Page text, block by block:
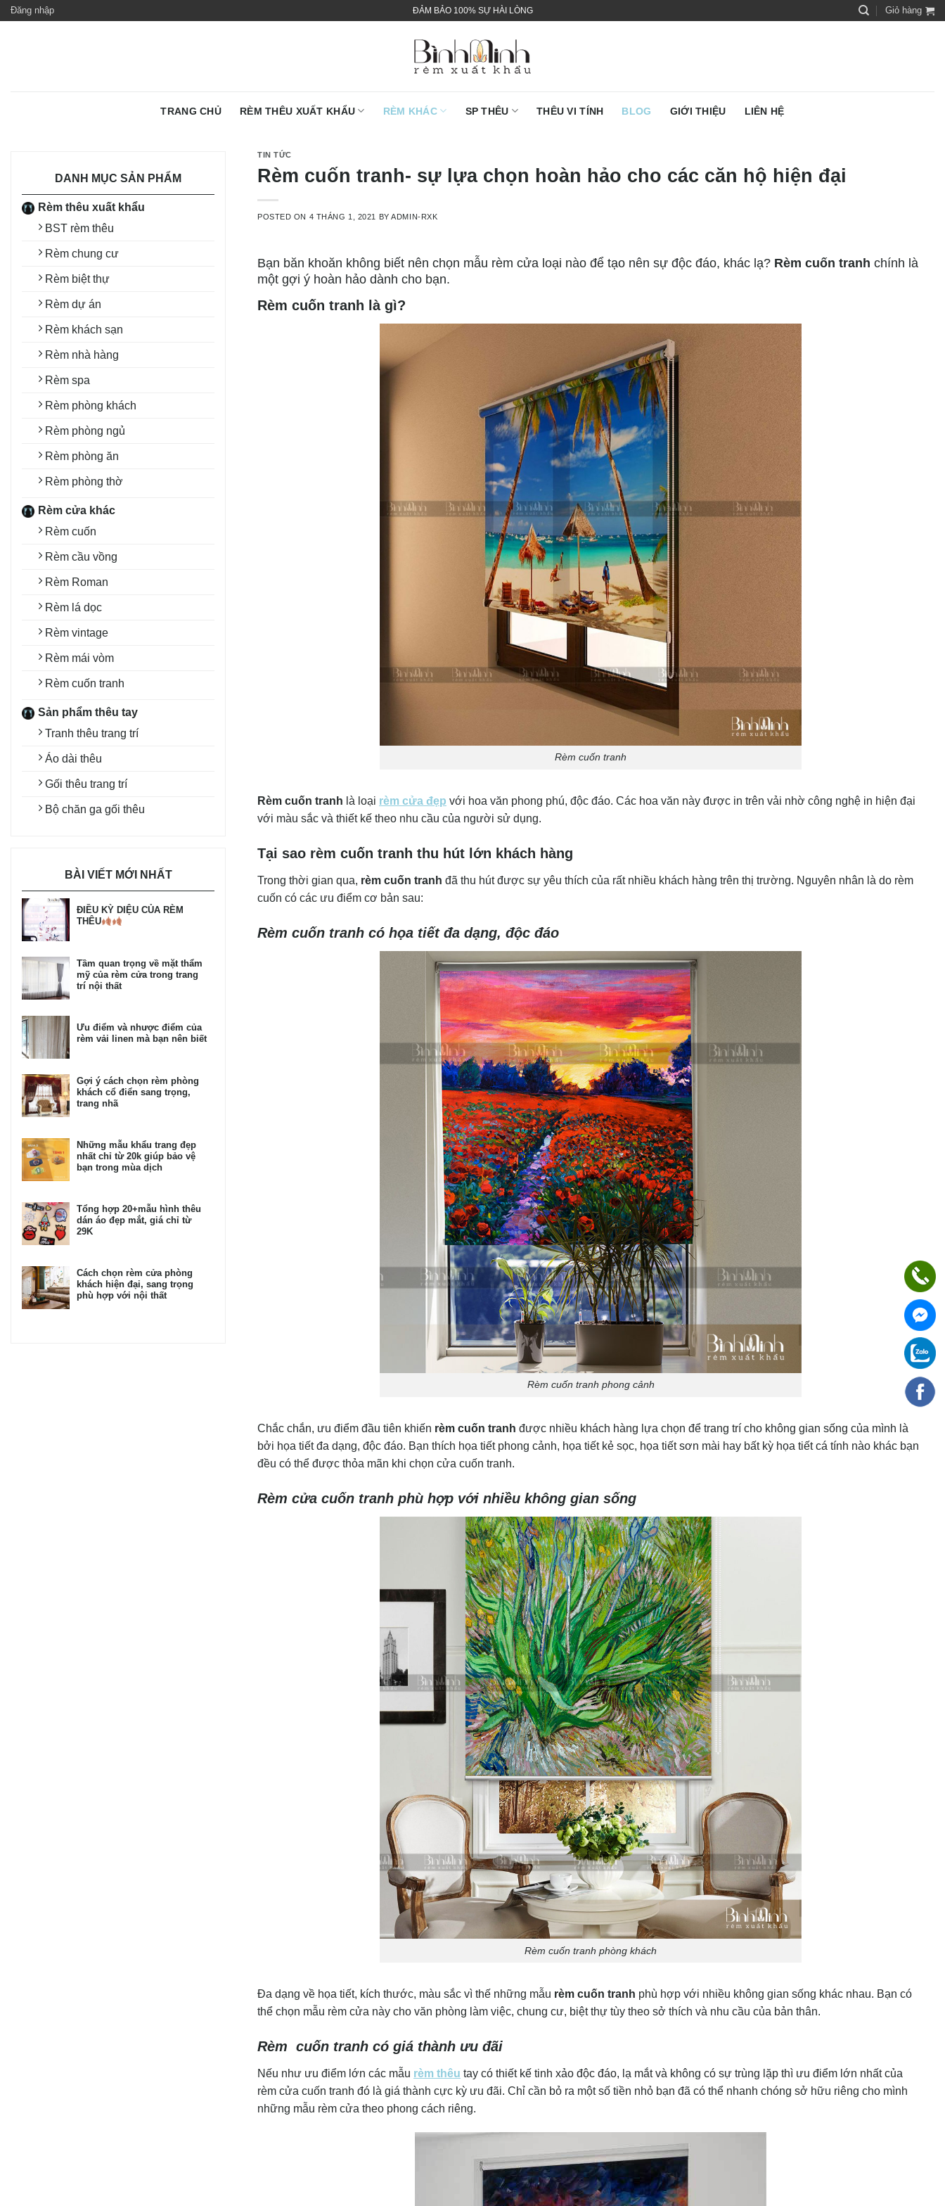
SkipĐăng nhập ĐẢM BẢO 100% SỰ HÀI LÒNG Giỏ hàng
TRANG CHỦ RÈM THÊU XUẤT KHẨU RÈM KHÁC SP THÊU THÊU VI TÍNH BLOG GIỚI THIỆU LIÊN HỆ
DANH MỤC SẢN PHẨM
Rèm thêu xuất khẩu
BST rèm thêu
Rèm chung cư
Rèm biệt thự
Rèm dự án
Rèm khách sạn
Rèm nhà hàng
Rèm spa
Rèm phòng khách
Rèm phòng ngủ
Rèm phòng ăn
Rèm phòng thờ
Rèm cửa khác
Rèm cuốn
Rèm cầu vồng
Rèm Roman
Rèm lá dọc
Rèm vintage
Rèm mái vòm
Rèm cuốn tranh
Sản phẩm thêu tay
Tranh thêu trang trí
Áo dài thêu
Gối thêu trang trí
Bộ chăn ga gối thêu
BÀI VIẾT MỚI NHẤT
ĐIỀU KỲ DIỆU CỦA RÈM
THÊU
Tầm quan trọng về mặt thẩm
mỹ của rèm cửa trong trang
trí nội thất
Ưu điểm và nhược điểm của
rèm vải linen mà bạn nên biết
Gợi ý cách chọn rèm phòng
khách cổ điển sang trọng,
trang nhã
Những mẫu khẩu trang đẹp
nhất chỉ từ 20k giúp bảo vệ
bạn trong mùa dịch
Tổng hợp 20+mẫu hình thêu
dán áo đẹp mắt, giá chỉ từ
29K
Cách chọn rèm cửa phòng
khách hiện đại, sang trọng
phù hợp với nội thất
TIN TỨC
Rèm cuốn tranh- sự lựa chọn hoàn hảo cho các căn hộ hiện đại
POSTED ON 4 THÁNG 1, 2021 BYADMIN-RXK
Bạn băn khoăn không biết nên chọn mẫu rèm cửa loại nào để tạo nên sự độc đáo, khác lạ? Rèm cuốn tranh chính là
một gợi ý hoàn hảo dành cho bạn.
Rèm cuốn tranh là gì?
Rèm cuốn tranh
Rèm cuốn tranh là loại rèm cửa đẹp với hoa văn phong phú, độc đáo. Các hoa văn này được in trên vải nhờ công nghệ in hiện đại
với màu sắc và thiết kế theo nhu cầu của người sử dụng.
Tại sao rèm cuốn tranh thu hút lớn khách hàng
Trong thời gian qua, rèm cuốn tranh đã thu hút được sự yêu thích của rất nhiều khách hàng trên thị trường. Nguyên nhân là do rèm
cuốn có các ưu điểm cơ bản sau:
Rèm cuốn tranh có họa tiết đa dạng, độc đáo
Rèm cuốn tranh phong cảnh
Chắc chắn, ưu điểm đầu tiên khiến rèm cuốn tranh được nhiều khách hàng lựa chọn để trang trí cho không gian sống của mình là
bởi họa tiết đa dạng, độc đáo. Bạn thích họa tiết phong cảnh, họa tiết kẻ sọc, họa tiết sơn mài hay bất kỳ họa tiết cá tính nào khác bạn
đều có thể được thỏa mãn khi chọn cửa cuốn tranh.
Rèm cửa cuốn tranh phù hợp với nhiều không gian sống
Rèm cuốn tranh phòng khách
Đa dạng về họa tiết, kích thước, màu sắc vì thế những mẫu rèm cuốn tranh phù hợp với nhiều không gian sống khác nhau. Bạn có
thể chọn mẫu rèm cửa này cho văn phòng làm việc, chung cư, biệt thự tùy theo sở thích và nhu cầu của bản thân.
Rèm cuốn tranh có giá thành ưu đãi
Nếu như ưu điểm lớn các mẫu rèm thêu tay có thiết kế tinh xảo độc đáo, lạ mắt và không có sự trùng lặp thì ưu điểm lớn nhất của
rèm cửa cuốn tranh đó là giá thành cực kỳ ưu đãi. Chỉ cần bỏ ra một số tiền nhỏ bạn đã có thể nhanh chóng sở hữu riêng cho mình
những mẫu rèm cửa theo phong cách riêng.